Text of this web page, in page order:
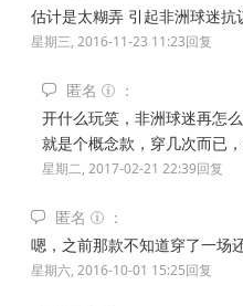
估计是太糊弄 引起非洲球迷抗
星期三, 2016-11-23 11:23回复
匿名
开什么玩笑，非洲球迷再怎
就是个概念款，穿几次而已
星期二, 2017-02-21 22:39回复
匿名
嗯，之前那款不知道穿了一场
星期六, 2016-10-01 15:25回复